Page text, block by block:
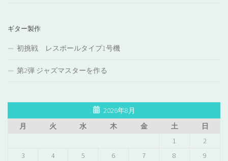
ギター製作
初挑戦 レスポールタイプ1号機
第2弾 ジャズマスターを作る
2026年8月
月
火 水 木 金 土
日
1
2
3
4 5 6 7 8
9